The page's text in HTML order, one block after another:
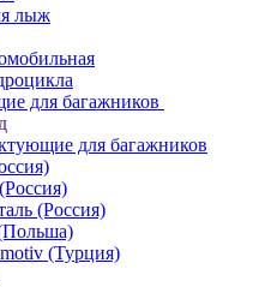
лыж
для багажников
для багажников
(Россия)
(Турция)